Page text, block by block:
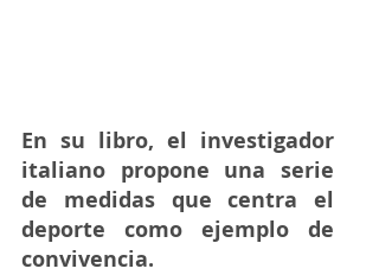
En su libro, el investigador
italiano propone una serie
de medidas que centra el
deporte como ejemplo de
convivencia.